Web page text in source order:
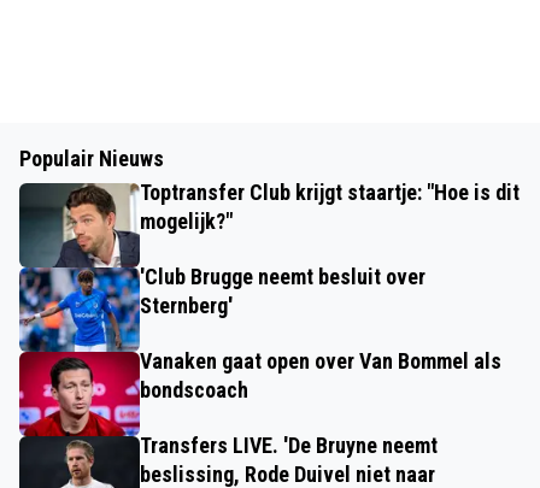
Populair Nieuws
Toptransfer Club krijgt staartje: "Hoe is dit
mogelijk?"
'Club Brugge neemt besluit over
Sternberg'
Vanaken gaat open over Van Bommel als
bondscoach
Transfers LIVE. 'De Bruyne neemt
beslissing, Rode Duivel niet naar